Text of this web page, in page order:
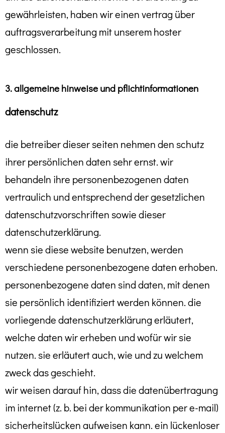
gewährleisten, haben wir einen vertrag über
auftragsverarbeitung mit unserem hoster
geschlossen.
3. allgemeine hinweise und pflichtinformationen
datenschutz
die betreiber dieser seiten nehmen den schutz
ihrer persönlichen daten sehr ernst. wir
behandeln ihre personenbezogenen daten
vertraulich und entsprechend der gesetzlichen
datenschutzvorschriften sowie dieser
datenschutzerklärung.
wenn sie diese website benutzen, werden
verschiedene personenbezogene daten erhoben.
personenbezogene daten sind daten, mit denen
sie persönlich identifiziert werden können. die
vorliegende datenschutzerklärung erläutert,
welche daten wir erheben und wofür wir sie
nutzen. sie erläutert auch, wie und zu welchem
zweck das geschieht.
wir weisen darauf hin, dass die datenübertragung
im internet (z. b. bei der kommunikation per e-mail)
sicherheitslücken aufweisen kann. ein lückenloser